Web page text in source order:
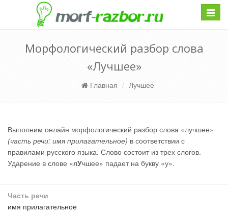
Морфологический разбор слова
«Лучшее»
Главная Лучшее
Выполним онлайн морфологический разбор слова «лучшее»
(часть речи: имя прилагательное) в соответствии с
правилами русского языка. Слово состоит из трех слогов.
Ударение в слове «лУчшее» падает на букву «у».
Часть речи
имя прилагательное